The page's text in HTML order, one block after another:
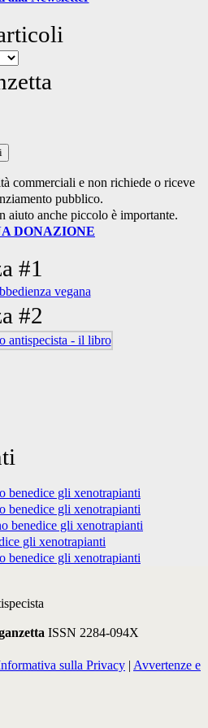
commerciali e non richiede o riceve
pubblico.
aiuto anche piccolo è importante.
DONAZIONE
#1
#2
benedice gli xenotrapianti
benedice gli xenotrapianti
benedice gli xenotrapianti
gli xenotrapianti
benedice gli xenotrapianti
ISSN 2284-094X
sulla Privacy | Avvertenze e